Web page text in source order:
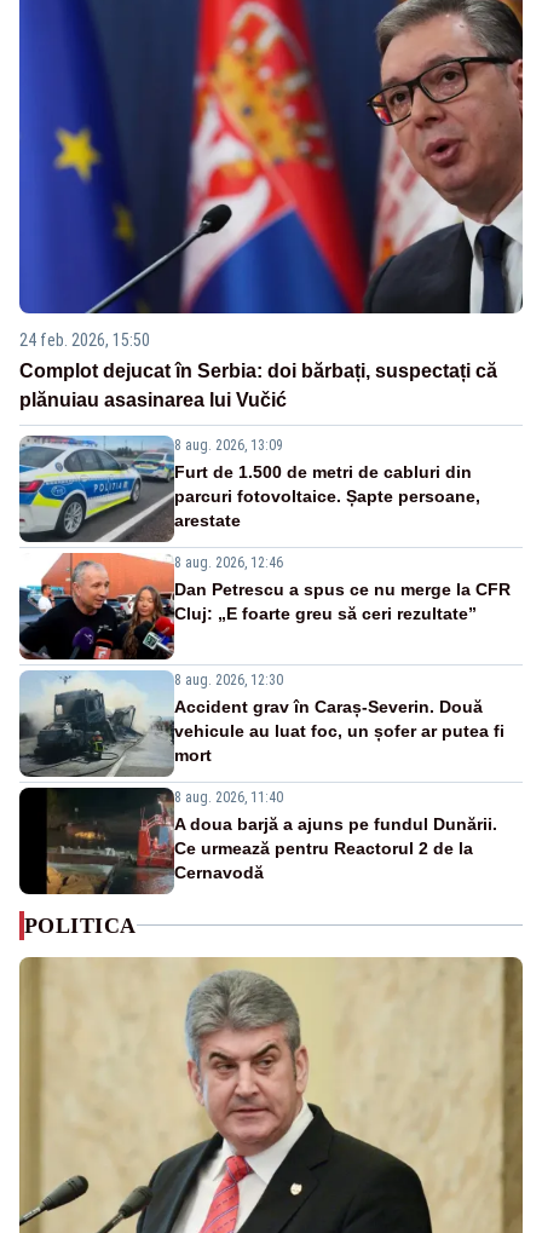
24 feb. 2026, 15:50
Complot dejucat în Serbia: doi bărbați, suspectați că
plănuiau asasinarea lui Vučić
8 aug. 2026, 13:09
Furt de 1.500 de metri de cabluri din
parcuri fotovoltaice. Șapte persoane,
arestate
8 aug. 2026, 12:46
Dan Petrescu a spus ce nu merge la CFR
Cluj: „E foarte greu să ceri rezultate”
8 aug. 2026, 12:30
Accident grav în Caraș-Severin. Două
vehicule au luat foc, un șofer ar putea fi
mort
8 aug. 2026, 11:40
A doua barjă a ajuns pe fundul Dunării.
Ce urmează pentru Reactorul 2 de la
Cernavodă
POLITICA